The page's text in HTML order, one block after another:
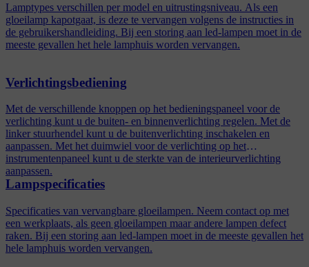
Lamptypes verschillen per model en uitrustingsniveau. Als een
gloeilamp kapotgaat, is deze te vervangen volgens de instructies in
de gebruikershandleiding. Bij een storing aan led-lampen moet in de
meeste gevallen het hele lamphuis worden vervangen.
Verlichtingsbediening
Met de verschillende knoppen op het bedieningspaneel voor de
verlichting kunt u de buiten- en binnenverlichting regelen. Met de
linker stuurhendel kunt u de buitenverlichting inschakelen en
aanpassen. Met het duimwiel voor de verlichting op het
instrumentenpaneel kunt u de sterkte van de interieurverlichting
aanpassen.
Lampspecificaties
Specificaties van vervangbare gloeilampen. Neem contact op met
een werkplaats, als geen gloeilampen maar andere lampen defect
raken. Bij een storing aan led-lampen moet in de meeste gevallen het
hele lamphuis worden vervangen.